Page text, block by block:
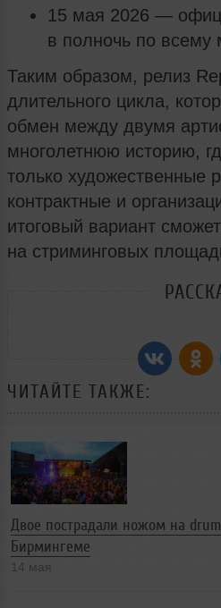
15 мая 2026 —
в полночь по всему
Таким образом, релиз
длительного цикла,
обмен между двумя
многолетнюю историю,
только художественные
контрактные и
итоговый вариант
на стриминговых
ЧИТАЙТЕ ТАКЖЕ:
Двое пострадали ножом на
Бирмингеме
14 мая